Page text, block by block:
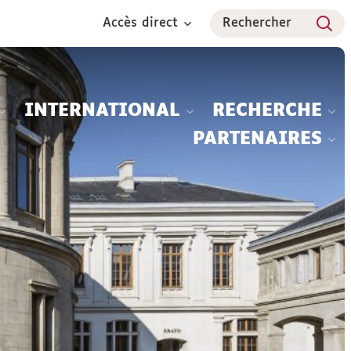
Accès direct Rechercher
INTERNATIONAL
RECHERCHE
PARTENAIRES